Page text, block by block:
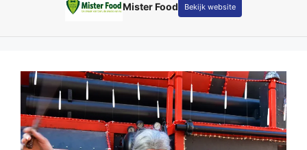
Fotografie Kay Schepers Bekijk website